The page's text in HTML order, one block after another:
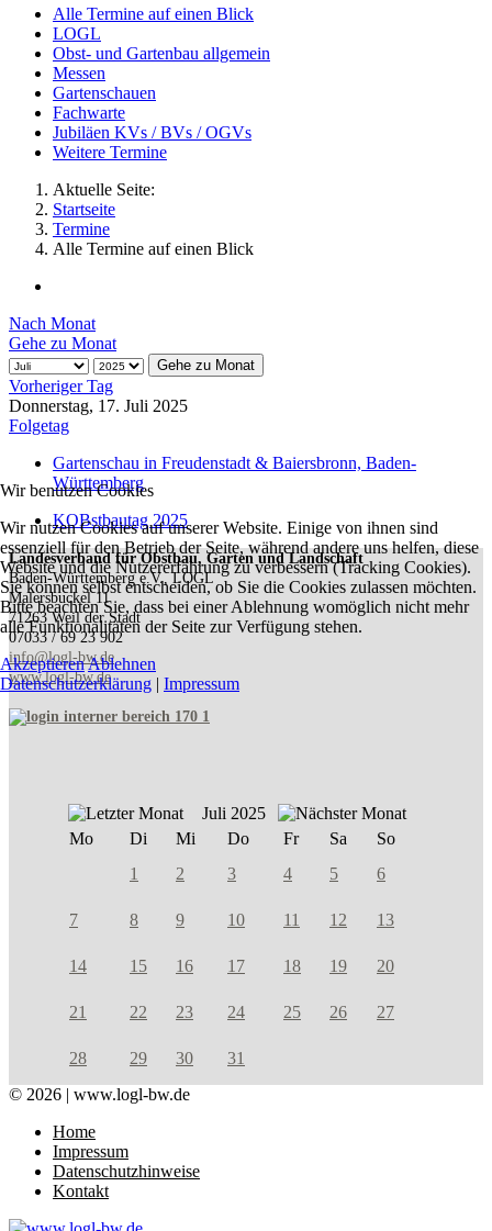
Alle Termine auf einen Blick
LOGL
Obst- und Gartenbau allgemein
Messen
Gartenschauen
Fachwarte
Jubiläen KVs / BVs / OGVs
Weitere Termine
Aktuelle Seite:
Startseite
Termine
Alle Termine auf einen Blick
Nach Monat
Gehe zu Monat
Gehe zu Monat
Vorheriger Tag
Donnerstag, 17. Juli 2025
Folgetag
Gartenschau in Freudenstadt & Baiersbronn, Baden-
Württemberg
KOBstbautag 2025
Landesverband für Obstbau, Garten und Landschaft
Baden-Württemberg e.V., LOGL
Malersbuckel 11
71263 Weil der Stadt
07033 / 69 23 902
info@logl-bw.de
www.logl-bw.de
Juli 2025
Mo
Di Mi Do Fr Sa
So
1
2 3 4 5 6
7 8 9 10 11 12 13
14 15 16 17 18 19 20
21 22 23 24 25 26 27
28 29 30
31
© 2026 | www.logl-bw.de
Home
Impressum
Datenschutzhinweise
Kontakt
Wir benutzen Cookies
Wir nutzen Cookies auf unserer Website. Einige von ihnen sind
essenziell für den Betrieb der Seite, während andere uns helfen, diese
Website und die Nutzererfahrung zu verbessern (Tracking Cookies).
Sie können selbst entscheiden, ob Sie die Cookies zulassen möchten.
Bitte beachten Sie, dass bei einer Ablehnung womöglich nicht mehr
alle Funktionalitäten der Seite zur Verfügung stehen.
AkzeptierenAblehnen
Datenschutzerklärung | Impressum